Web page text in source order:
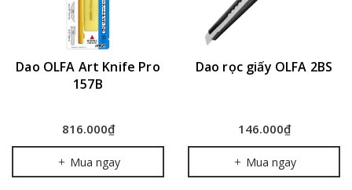
Dao OLFA Art Knife Pro
157B
816.000₫
Mua ngay
Dao rọc giấy OLFA 2BS
146.000₫
Mua ngay